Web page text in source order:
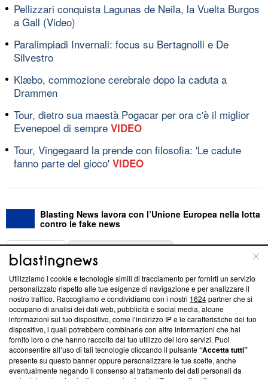
Pellizzari conquista Lagunas de Neila, la Vuelta Burgos
a Gall (Video)
Paralimpiadi Invernali: focus su Bertagnolli e De
Silvestro
Klæbo, commozione cerebrale dopo la caduta a
Drammen
Tour, dietro sua maestà Pogacar per ora c'è il miglior
Evenepoel di sempre VIDEO
Tour, Vingegaard la prende con filosofia: 'Le cadute
fanno parte del gioco' VIDEO
Blasting News lavora con l’Unione Europea nella lotta
contro le fake news
ABOUT
Questa sezione offre informazioni trasparenti su Blasting
News, sui nostri processi editoriali e su come ci impegniamo a
creare news di qualità. Inoltre, afferma la nostra aderenza a
‘Trust Project - News with Integrity’Blasting News non è
ancora membro del programma, ma ha richiesto di farne
parte; Trust Project non ha ancora effettuato una verifica di
conformità agli standard.
Utilizziamo i cookie e tecnologie simili di tracciamento per fornirti un servizio
personalizzato rispetto alle tue esigenze di navigazione e per analizzare il
nostro traffico. Raccogliamo e condividiamo con i nostri 1624partner che si
occupano di analisi dei dati web, pubblicità e social media, alcune
informazioni sul tuo dispositivo, come l’indirizzo IP e le caratteristiche del tuo
dispositivo, i quali potrebbero combinarle con altre informazioni che hai
fornito loro o che hanno raccolto dal tuo utilizzo dei loro servizi. Puoi
acconsentire all’uso di tali tecnologie cliccando il pulsante“Accetta tutti”
presente su questo banner oppure personalizzare le tue scelte, anche
eventualmente negando il consenso al trattamento dei dati personali da